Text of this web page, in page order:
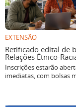
EXTENSÃO
Retificado edital de
Relações Étnico-
Inscrições estarão
imediatas, com bolsas